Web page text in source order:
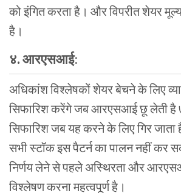
कोइंगितकरताहै। औरविपरीतशेयर
है।
४.आरएसआई:
अधिकांशविश्लेषकोंशेयरबेचनेकेलिए
सिफारिशकरेंगेजबआरएसआईछूलेतीहै
सिफारिशजबयहकरनेकेलिएगिरजाता
सभीस्टॉकइसपैटर्नकापालननहींकर
निर्णयलेनेसेपहलेअस्थिरताऔर
विश्लेषणकरनामहत्वपूर्णहै।